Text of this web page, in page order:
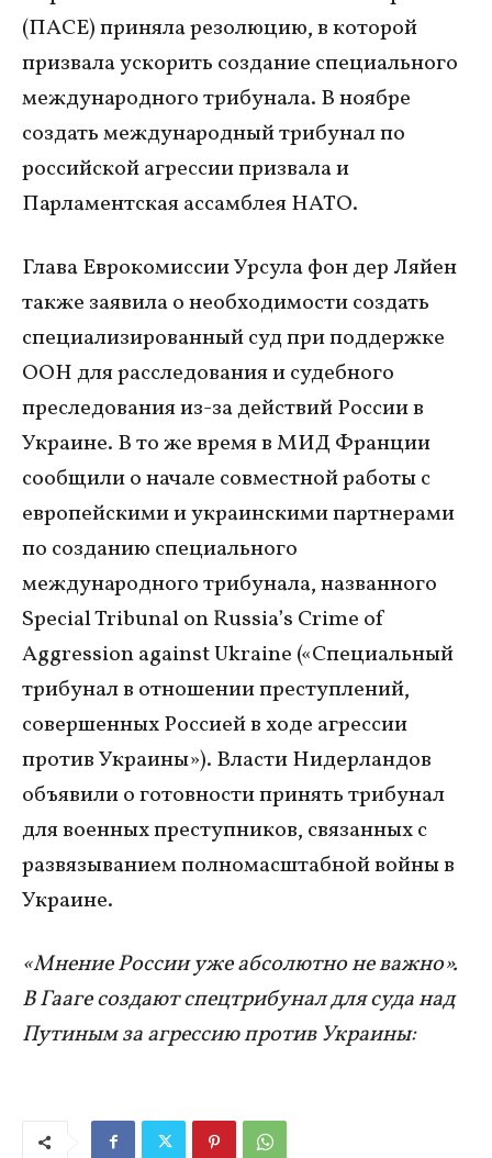
(ПАСЕ) приняла резолюцию, в которой
призвала ускорить создание специального
международного трибунала. В ноябре
создать международный трибунал по
российской агрессии призвала и
Парламентская ассамблея НАТО.
Глава Еврокомиссии Урсула фон дер Ляйен
также заявила о необходимости создать
специализированный суд при поддержке
ООН для расследования и судебного
преследования из-за действий России в
Украине. В то же время в МИД Франции
сообщили о начале совместной работы с
европейскими и украинскими партнерами
по созданию специального
международного трибунала, названного
Special Tribunal on Russia’s Crime of
Aggression against Ukraine («Специальный
трибунал в отношении преступлений,
совершенных Россией в ходе агрессии
против Украины»). Власти Нидерландов
объявили о готовности принять трибунал
для военных преступников, связанных с
развязыванием полномасштабной войны в
Украине.
«Мнение России уже абсолютно не важно».
В Гааге создают спецтрибунал для суда над
Путиным за агрессию против Украины: